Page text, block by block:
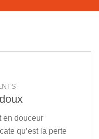
en douceur
qu’est la perte